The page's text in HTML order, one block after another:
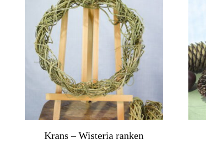
Krans – Wisteria ranken